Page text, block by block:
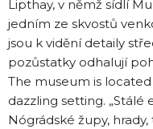
Lipthay, v němž sídlí
jedním ze skvostů
jsou k vidění detaily
pozůstatky odhalují
The museum is
dazzling setting.
Nógrádské župy,